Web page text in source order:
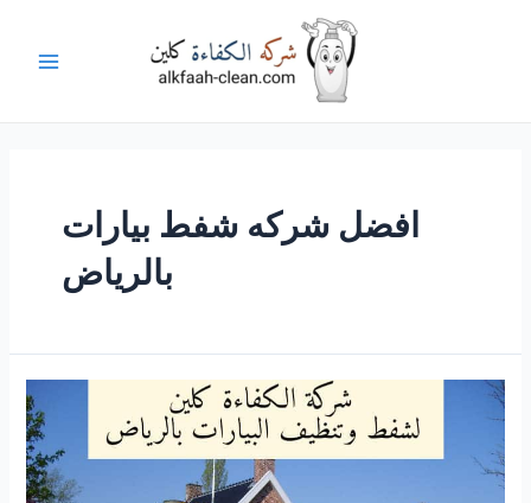
افضل شركه شفط بيارات
بالرياض